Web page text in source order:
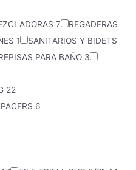
7
REGADERAS
1
SANITARIOS Y BIDETS
PARA BAÑO 3
22
6